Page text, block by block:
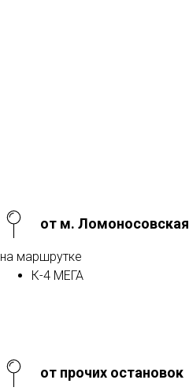
от м. Ломоносовская
на маршрутке
К-4 МЕГА
от прочих остановок